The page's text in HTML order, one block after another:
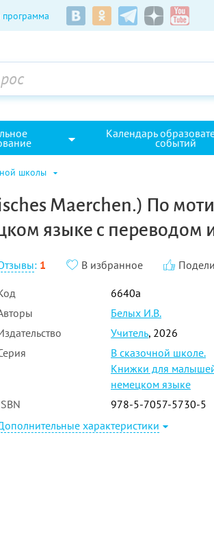
программа
Календарь
событий
школы
Maerchen.) По
языке с
: 1 В избранное
6640а
Белых И.В.
Учитель, 2026
В сказочной школе.
Книжки для
немецком языке
978-5-7057-5730-5
характеристики